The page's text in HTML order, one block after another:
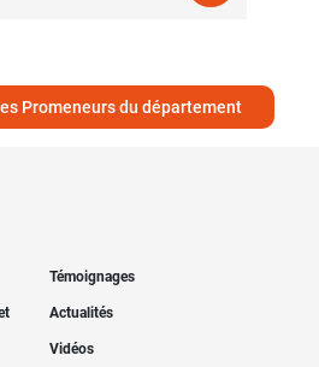
Promeneurs du département
Témoignages
Actualités
Vidéos